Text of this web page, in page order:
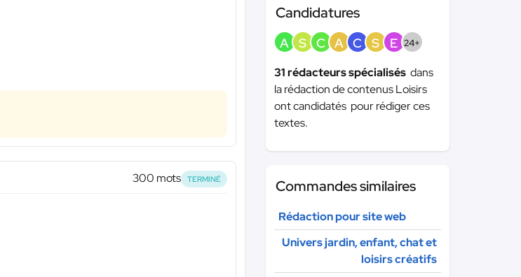
300 mots TERMINÉ
Candidatures
A S C A C S E 24+
31 rédacteurs spécialisés dans
la rédaction de contenus Loisirs
ont candidatés pour rédiger ces
textes.
Commandes similaires
Rédaction pour site web
Univers jardin, enfant, chat et
loisirs créatifs